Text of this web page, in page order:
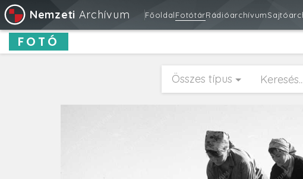
Nemzeti Archívum FőoldalFotótárRádióarchívum
FOTÓ
Összes típus